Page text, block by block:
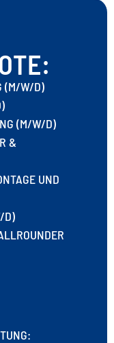
(M/W/D)
(M/W/D)
&
UND
D)